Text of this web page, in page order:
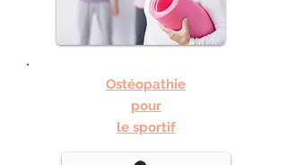
Ostéopathie
pour
le sportif